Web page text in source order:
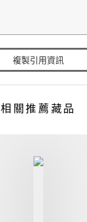
複製引用資訊
相關推薦藏品